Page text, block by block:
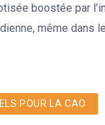
boostée par
même dans
POUR LA CAO